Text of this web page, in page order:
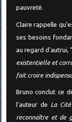
pauvreté.
Claire rappelle
ses besoins
au regard d'autrui, "
existentielle et
fait croire
Bruno conclut ce
l'auteur de La
reconnaître et de